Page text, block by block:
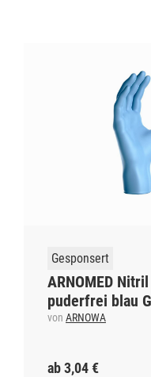
Gesponsert
ARNOMED
puderfrei blau
von ARNOWA
ab 3,04 €